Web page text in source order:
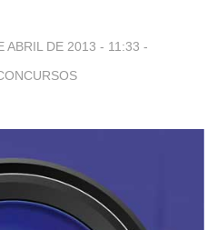
ABRIL DE 2013 - 11:33 -